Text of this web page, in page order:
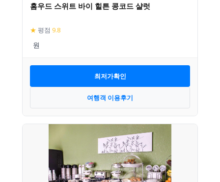
홈우드 스위트 바이 힐튼 콩코드 샬럿
★ 평점 9.8
최저가확인
여행객 이용후기